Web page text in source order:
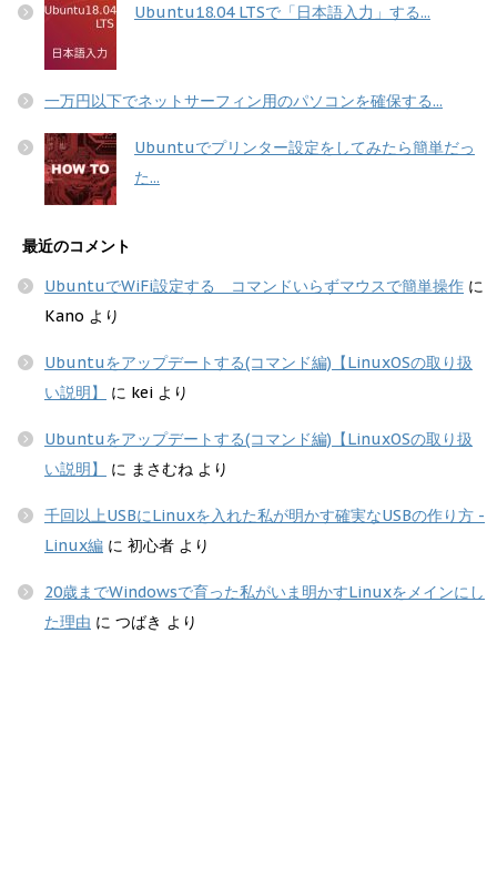
Ubuntu18.04 LTSで「日本語入力」する...
一万円以下でネットサーフィン用のパソコンを確保する...
Ubuntuでプリンター設定をしてみたら簡単だっ
た...
最近のコメント
UbuntuでWiFi設定する コマンドいらずマウスで簡単操作 に
Kano より
Ubuntuをアップデートする(コマンド編)【LinuxOSの取り扱
い説明】
に kei より
Ubuntuをアップデートする(コマンド編)【LinuxOSの取り扱
い説明】
に まさむね より
千回以上USBにLinuxを入れた私が明かす確実なUSBの作り方 -
Linux編 に 初心者 より
20歳までWindowsで育った私がいま明かすLinuxをメインにし
た理由 に つばき より